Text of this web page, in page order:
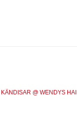
KÄNDISAR @ WENDYS